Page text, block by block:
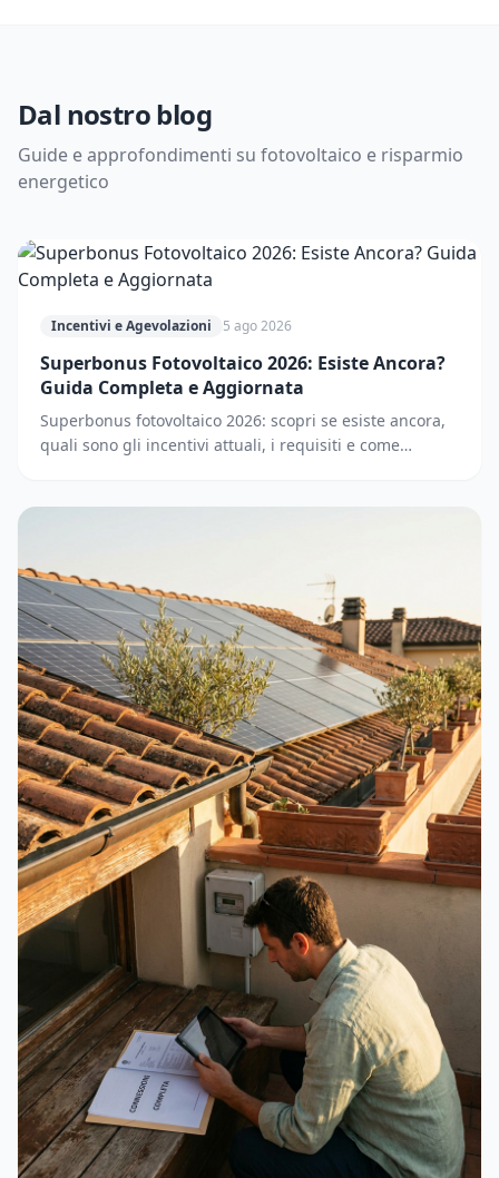
Dal nostro blog
Guide e approfondimenti su fotovoltaico e risparmio
energetico
Incentivi e Agevolazioni 5 ago 2026
Superbonus Fotovoltaico 2026: Esiste Ancora?
Guida Completa e Aggiornata
Superbonus fotovoltaico 2026: scopri se esiste ancora,
quali sono gli incentivi attuali, i requisiti e come